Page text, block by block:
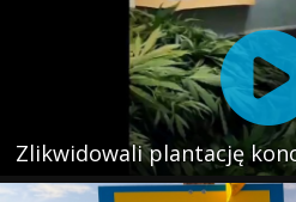
Zlikwidowali plantację